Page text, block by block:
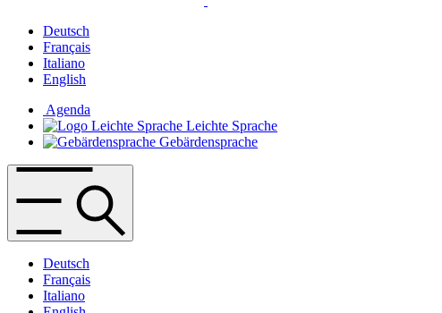
Deutsch
Français
Italiano
English
Agenda
Leichte Sprache
Gebärdensprache
Deutsch
Français
Italiano